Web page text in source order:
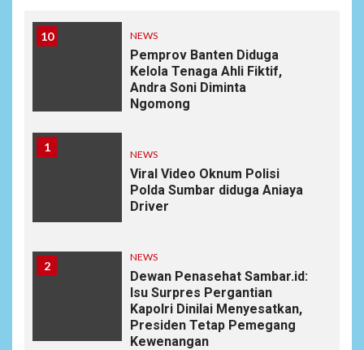
10 NEWS
Pemprov Banten Diduga
Kelola Tenaga Ahli Fiktif,
Andra Soni Diminta
Ngomong
1
NEWS
Viral Video Oknum Polisi
Polda Sumbar diduga Aniaya
Driver
2
NEWS
Dewan Penasehat Sambar.id:
Isu Surpres Pergantian
Kapolri Dinilai Menyesatkan,
Presiden Tetap Pemegang
Kewenangan